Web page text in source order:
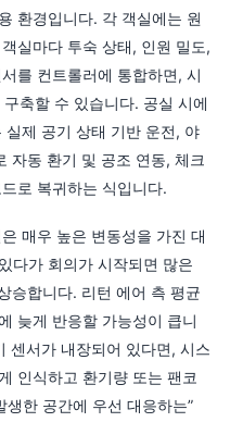
환경입니다. 각 객실에는 원
실마다 투숙 상태, 인원 밀도,
를 컨트롤러에 통합하면, 시
축할 수 있습니다. 공실 시에
제 공기 상태 기반 운전, 야
자동 환기 및 공조 연동, 체크
로 복귀하는 식입니다.
매우 높은 변동성을 가진 대
다가 회의가 시작되면 많은
승합니다. 리턴 에어 측 평균
늦게 반응할 가능성이 큽니
센서가 내장되어 있다면, 시스
인식하고 환기량 또는 팬코
생한 공간에 우선 대응하는”